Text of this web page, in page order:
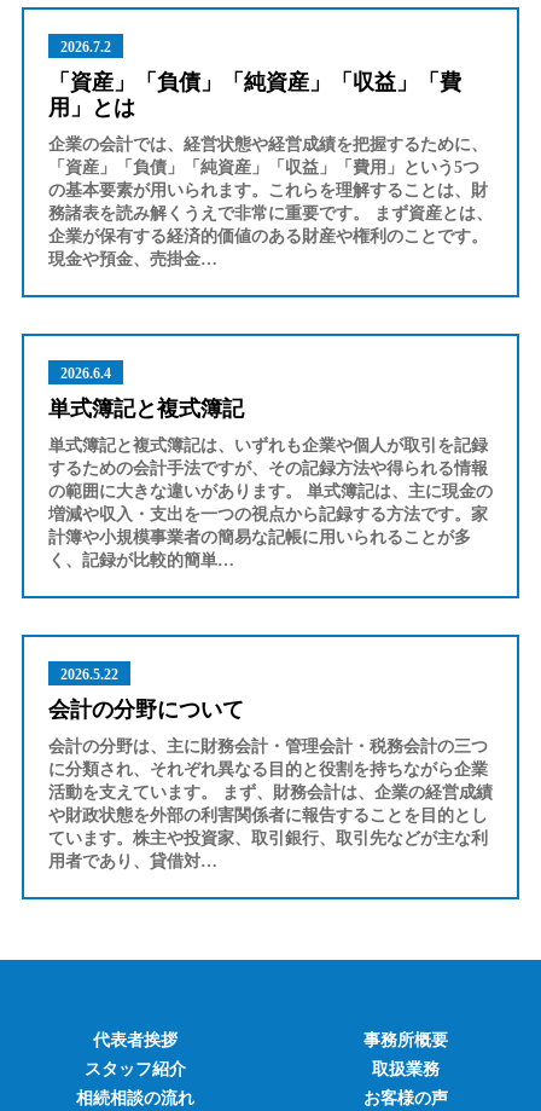
2026.7.2
「資産」「負債」「純資産」「収益」「費
用」とは
企業の会計では、経営状態や経営成績を把握するために、
「資産」「負債」「純資産」「収益」「費用」という5つ
の基本要素が用いられます。これらを理解することは、財
務諸表を読み解くうえで非常に重要です。 まず資産とは、
企業が保有する経済的価値のある財産や権利のことです。
現金や預金、売掛金…
2026.6.4
単式簿記と複式簿記
単式簿記と複式簿記は、いずれも企業や個人が取引を記録
するための会計手法ですが、その記録方法や得られる情報
の範囲に大きな違いがあります。 単式簿記は、主に現金の
増減や収入・支出を一つの視点から記録する方法です。家
計簿や小規模事業者の簡易な記帳に用いられることが多
く、記録が比較的簡単…
2026.5.22
会計の分野について
会計の分野は、主に財務会計・管理会計・税務会計の三つ
に分類され、それぞれ異なる目的と役割を持ちながら企業
活動を支えています。 まず、財務会計は、企業の経営成績
や財政状態を外部の利害関係者に報告することを目的とし
ています。株主や投資家、取引銀行、取引先などが主な利
用者であり、貸借対…
代表者挨拶
事務所概要
スタッフ紹介
取扱業務
相続相談の流れ
お客様の声